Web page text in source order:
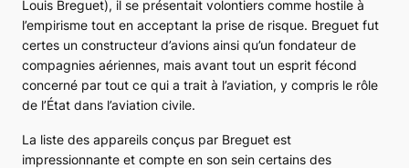
Louis Breguet), il se présentait volontiers comme hostile à
l’empirisme tout en acceptant la prise de risque. Breguet fut
certes un constructeur d’avions ainsi qu’un fondateur de
compagnies aériennes, mais avant tout un esprit fécond
concerné par tout ce qui a trait à l’aviation, y compris le rôle
de l’État dans l’aviation civile.
La liste des appareils conçus par Breguet est
impressionnante et compte en son sein certains des